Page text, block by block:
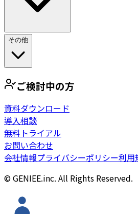
その他
ご検討中の方
資料ダウンロード
導入相談
無料トライアル
お問い合わせ
会社情報プライバシーポリシー利用
© GENIEE.inc. All Rights Reserved.